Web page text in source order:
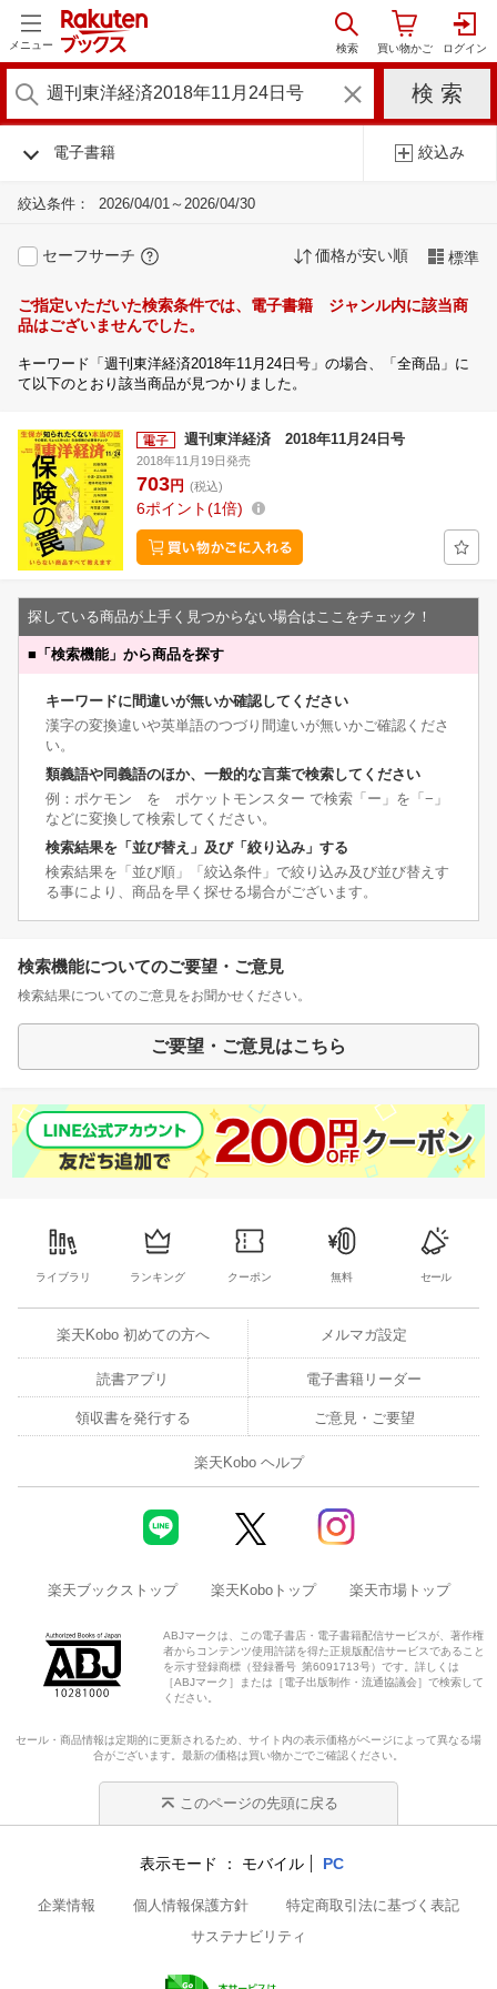
メニュー
電子書籍 絞込み
絞込条件： 2026/04/01～2026/04/30
セーフサーチ 価格が安い順 標準
ご指定いただいた検索条件では、電子書籍 ジャンル内に該当商
品はございませんでした。
キーワード「週刊東洋経済2018年11月24日号」の場合、「全商品」に
て以下のとおり該当商品が見つかりました。
週刊東洋経済 2018年11月24日号
2018年11月19日発売
703円 (税込)
6ポイント 1倍
探している商品が上手く見つからない場合はここをチェック！
■ 「検索機能」から商品を探す
キーワードに間違いが無いか確認してください
漢字の変換違いや英単語のつづり間違いが無いかご確認くださ
い。
類義語や同義語のほか、一般的な言葉で検索してください
例：ポケモン を ポケットモンスター で検索「ー」を「−」
などに変換して検索してください。
検索結果を「並び替え」及び「絞り込み」する
検索結果を「並び順」「絞込条件」で絞り込み及び並び替えす
る事により、商品を早く探せる場合がございます。
検索機能についてのご要望・ご意見
検索結果についてのご意見をお聞かせください。
ご要望・ご意見はこちら
ライブラリ ランキング クーポン 無料 セール
楽天Kobo 初めての方へ メルマガ設定
読書アプリ 電子書籍リーダー
領収書を発行する ご意見・ご要望
楽天Kobo ヘルプ
楽天ブックストップ 楽天Koboトップ 楽天市場トップ
ABJマークは、この電子書店・電子書籍配信サービスが、著作権
者からコンテンツ使用許諾を得た正規版配信サービスであること
を示す登録商標（登録番号 第6091713号）です。詳しくは
［ABJマーク］または［電子出版制作・流通協議会］で検索して
ください。
セール・商品情報は定期的に更新されるため、サイト内の表示価格がページによって異なる場
合がございます。最新の価格は買い物かごでご確認ください。
このページの先頭に戻る
表示モード モバイル PC
企業情報 個人情報保護方針
特定商取引法に基づく表記
サステナビリティ